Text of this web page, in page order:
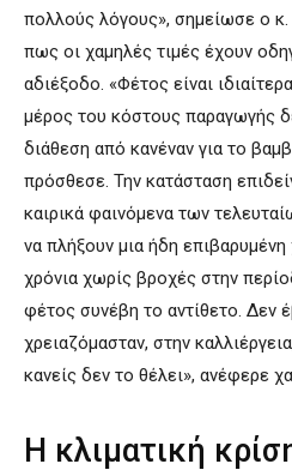
πολλούς λόγους», σημείωσε ο
πως οι χαμηλές τιμές έχουν
αδιέξοδο. «Φέτος είναι
μέρος του κόστους παραγωγής
διάθεση από κανέναν για το
πρόσθεσε. Την κατάσταση
καιρικά φαινόμενα των
να πλήξουν μια ήδη επιβαρυμένη
χρόνια χωρίς βροχές στην
φέτος συνέβη το αντίθετο. Δεν
χρειαζόμασταν, στην
κανείς δεν το θέλει», ανέφερε
Η κλιματική